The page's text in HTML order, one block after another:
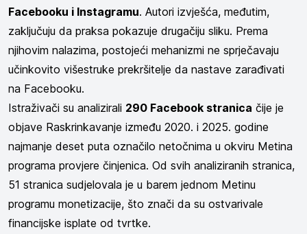
Facebooku i Instagramu. Autori izvješća, međutim,
zaključuju da praksa pokazuje drugačiju sliku. Prema
njihovim nalazima, postojeći mehanizmi ne sprječavaju
učinkovito višestruke prekršitelje da nastave zarađivati
na Facebooku.
Istraživači su analizirali 290 Facebook stranica čije je
objave Raskrinkavanje između 2020. i 2025. godine
najmanje deset puta označilo netočnima u okviru Metina
programa provjere činjenica. Od svih analiziranih stranica,
51 stranica sudjelovala je u barem jednom Metinu
programu monetizacije, što znači da su ostvarivale
financijske isplate od tvrtke.